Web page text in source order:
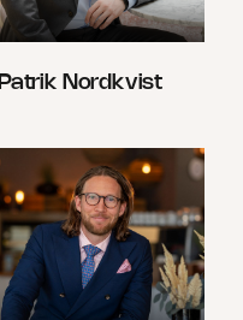
Patrik Nordkvist